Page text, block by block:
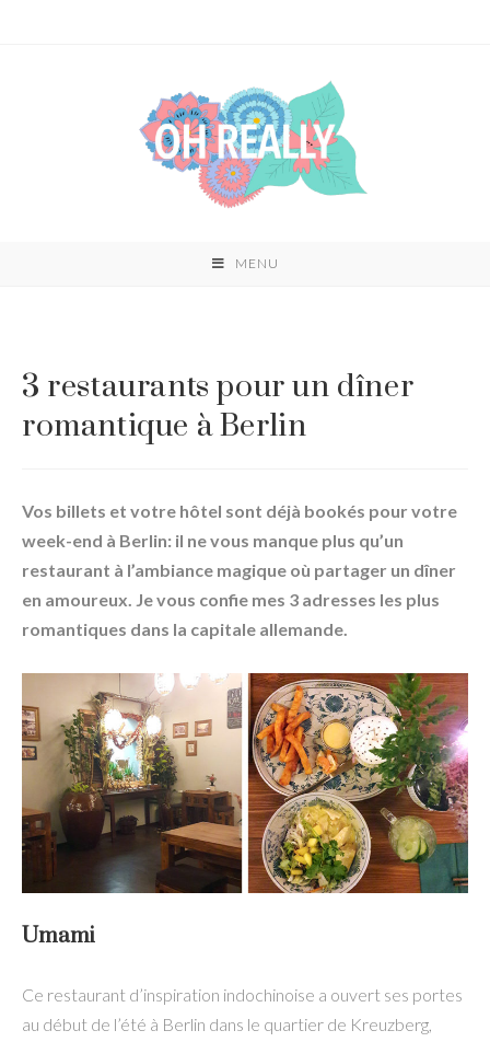
MENU
3 restaurants pour un dîner
romantique à Berlin
Vos billets et votre hôtel sont déjà bookés pour votre
week-end à Berlin: il ne vous manque plus qu’un
restaurant à l’ambiance magique où partager un dîner
en amoureux. Je vous confie mes 3 adresses les plus
romantiques dans la capitale allemande.
Umami
Ce restaurant d’inspiration indochinoise a ouvert ses portes
au début de l’été à Berlin dans le quartier de Kreuzberg,